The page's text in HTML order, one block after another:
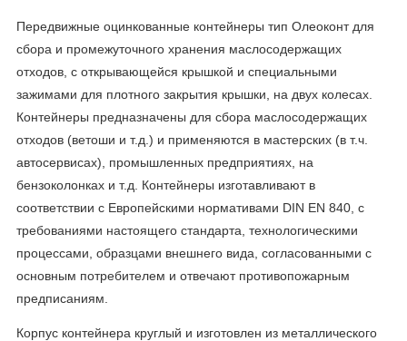
Передвижные оцинкованные контейнеры тип Олеоконт для
сбора и промежуточного хранения маслосодержащих
отходов, с открывающейся крышкой и специальными
зажимами для плотного закрытия крышки, на двух колесах.
Контейнеры предназначены для сбора маслосодержащих
отходов (ветоши и т.д.) и применяются в мастерских (в т.ч.
автосервисах), промышленных предприятиях, на
бензоколонках и т.д. Контейнеры изготавливают в
соответствии с Европейскими нормативами DIN EN 840, с
требованиями настоящего стандарта, технологическими
процессами, образцами внешнего вида, согласованными с
основным потребителем и отвечают противопожарным
предписаниям.
Корпус контейнера круглый и изготовлен из металлического